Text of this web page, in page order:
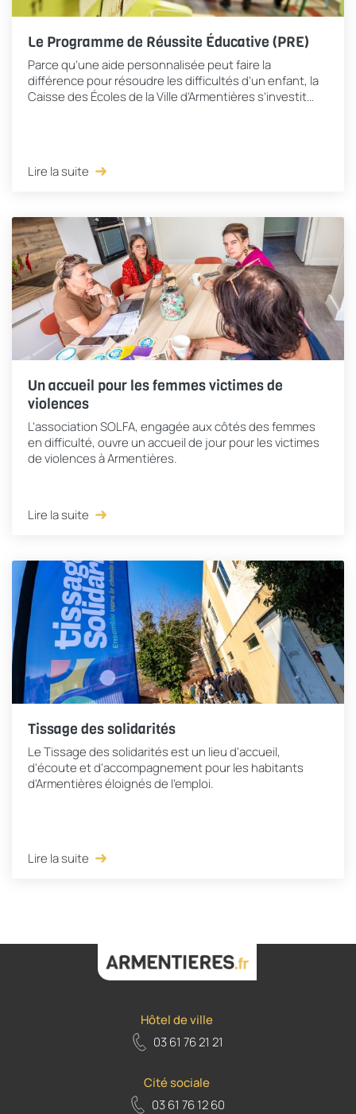
Le Programme de Réussite Éducative (PRE)
Parce qu’une aide personnalisée peut faire la
différence pour résoudre les difficultés d’un enfant, la
Caisse des Écoles de la Ville d’Armentières s’investit
Lire la suite
Un accueil pour les femmes victimes de
violences
L’association SOLFA, engagée aux côtés des femmes
en difficulté, ouvre un accueil de jour pour les victimes
Lire la suite
Tissage des solidarités
Le Tissage des solidarités est un lieu d'accueil,
d'écoute et d'accompagnement pour les habitants
d'Armentières éloignés de l'emploi.
Lire la suite
Hôtel de ville
03 61 76 21 21
Cité sociale
03 61 76 12 60